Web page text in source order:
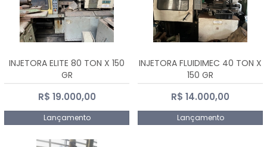
INJETORA ELITE 80 TON X 150
GR
R$ 19.000,00
Lançamento
INJETORA FLUIDIMEC 40 TON X
150 GR
R$ 14.000,00
Lançamento